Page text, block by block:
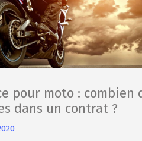
pour moto : combien
dans un contrat ?